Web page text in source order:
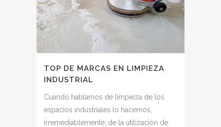
TOP DE MARCAS EN LIMPIEZA
INDUSTRIAL
Cuando hablamos de limpieza de los
espacios industriales lo hacemos,
irremediablemente, de la utilización de